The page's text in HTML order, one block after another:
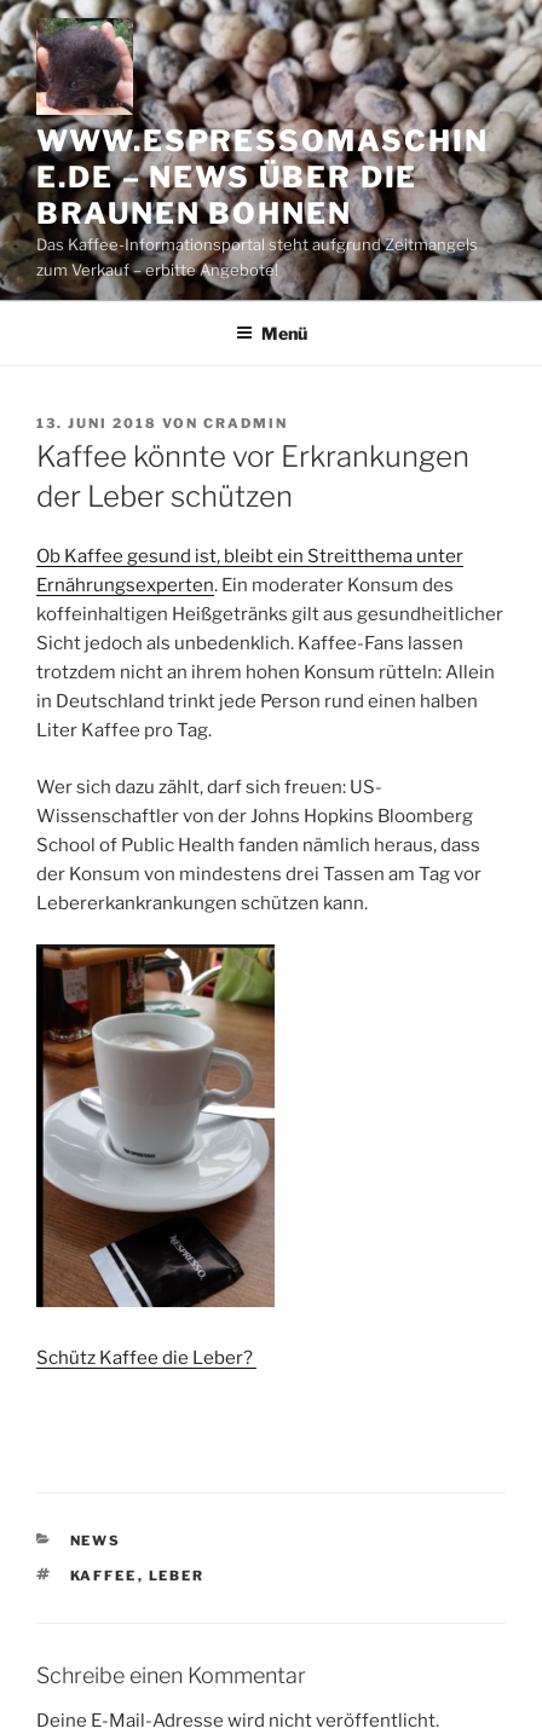
Zum
Inhalt
springen
WWW.ESPRESSOMASCHIN
E.DE – NEWS ÜBER DIE
BRAUNEN BOHNEN
Das Kaffee-Informationsportal steht aufgrund Zeitmangels
zum Verkauf – erbitte Angebote!
Menü
VERÖFFENTLICHT
AM
13. JUNI 2018 VON CRADMIN
Kaffee könnte vor Erkrankungen
der Leber schützen
Ob Kaffee gesund ist, bleibt ein Streitthema unter
Ernährungsexperten. Ein moderater Konsum des
koffeinhaltigen Heißgetränks gilt aus gesundheitlicher
Sicht jedoch als unbedenklich. Kaffee-Fans lassen
trotzdem nicht an ihrem hohen Konsum rütteln: Allein
in Deutschland trinkt jede Person rund einen halben
Liter Kaffee pro Tag.
Wer sich dazu zählt, darf sich freuen: US-
Wissenschaftler von der Johns Hopkins Bloomberg
School of Public Health fanden nämlich heraus, dass
der Konsum von mindestens drei Tassen am Tag vor
Lebererkankrankungen schützen kann.
Schütz Kaffee die Leber?
KATEGORIEN
NEWS
SCHLAGWÖRTER
KAFFEE , LEBER
Schreibe einen Kommentar
Deine E-Mail-Adresse wird nicht veröffentlicht.